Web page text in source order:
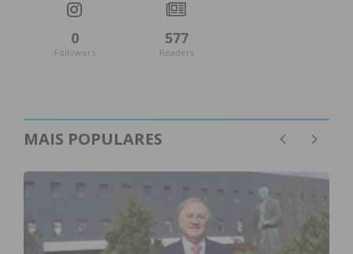
0
Followers
577
Readers
MAIS POPULARES